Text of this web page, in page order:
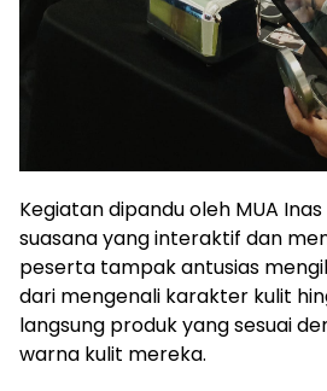
Kegiatan dipandu oleh MUA
suasana yang interaktif dan
peserta tampak antusias
dari mengenali karakter kulit
langsung produk yang sesuai
warna kulit mereka.